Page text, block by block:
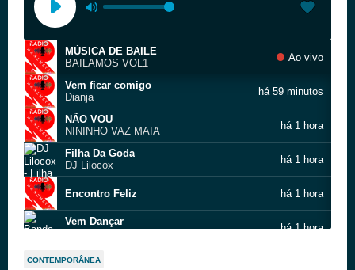
MÚSICA DE BAILE
BAILAMOS VOL1
Ao vivo
Vem ficar comigo
Dianja
há 59 minutos
NÃO VOU
NININHO VAZ MAIA
há 1 hora
Filha Da Goda
DJ Lilocox
há 1 hora
Encontro Feliz há 1 hora
Vem Dançar
há 1 hora
Amar Querer Acreditar
CONTEMPORÂNEA